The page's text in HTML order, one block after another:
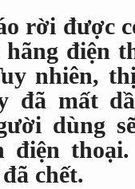
rời được
điện
nhiên,
đã mất
dùng
điện
chết.